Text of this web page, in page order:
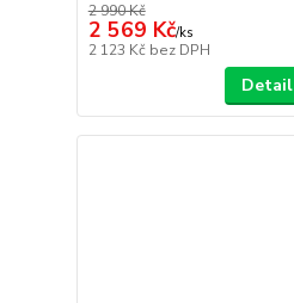
2 990 Kč
2 569 Kč/ks
2 123 Kč bez DPH
Detail